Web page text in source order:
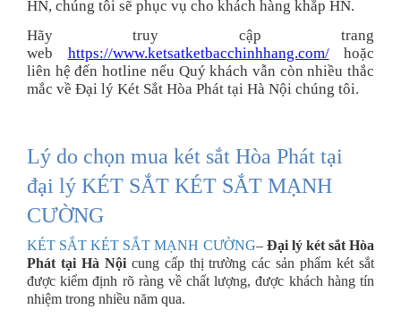
HN, chúng tôi sẽ phục vụ cho khách hàng khắp HN.
Hãy truy cập trang
web https://www.ketsatketbacchinhhang.com/hoặc
liên hệ đến hotline nếu Quý khách vẫn còn nhiều thắc
mắc về Đại lý Két Sắt Hòa Phát tại Hà Nội chúng tôi.
Lý do chọn mua két sắt Hòa Phát tại
đại lý KÉT SẮT KÉT SẮT MẠNH
CƯỜNG
KÉT SẮT KÉT SẮT MẠNH CƯỜNG– Đại lý két sắt Hòa
Phát tại Hà Nội cung cấp thị trường các sản phẩm két sắt
được kiểm định rõ ràng về chất lượng, được khách hàng tín
nhiệm trong nhiều năm qua.